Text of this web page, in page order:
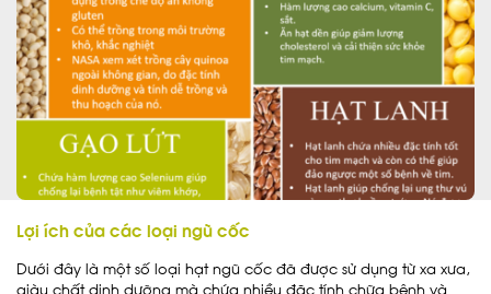
Lợi ích của các loại ngũ cốc
Dưới đây là một số loại hạt ngũ cốc đã được sử dụng từ xa xưa,
giàu chất dinh dưỡng mà chứa nhiều đặc tính chữa bệnh và